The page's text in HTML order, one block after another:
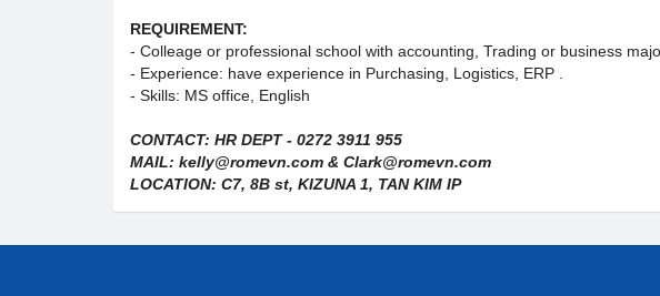
REQUIREMENT:
- Colleage or professional school with accounting, Trading or business
- Experience: have experience in Purchasing, Logistics, ERP .
- Skills: MS office, English
CONTACT: HR DEPT - 0272 3911 955
MAIL: kelly@romevn.com & Clark@romevn.com
LOCATION: C7, 8B st, KIZUNA 1, TAN KIM IP